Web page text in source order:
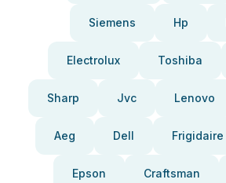
Siemens Hp
Electrolux Toshiba
Sharp Jvc Lenovo
Aeg Dell Frigidaire
Epson Craftsman